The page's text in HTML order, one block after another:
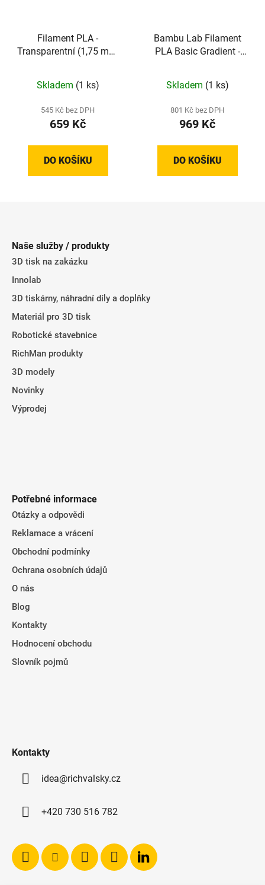
Filament PLA -
Transparentní (1,75 mm;
Skladem (1 ks)
545 Kč bez DPH
659 Kč
DO KOŠÍKU
Bambu Lab Filament
PLA Basic Gradient -
Skladem (1 ks)
801 Kč bez DPH
969 Kč
DO KOŠÍKU
Naše služby / produkty
3D tisk na zakázku
Innolab
3D tiskárny, náhradní díly a doplňky
Materiál pro 3D tisk
Robotické stavebnice
RichMan produkty
3D modely
Novinky
Výprodej
Potřebné informace
Otázky a odpovědi
Reklamace a vrácení
Obchodní podmínky
Ochrana osobních údajů
O nás
Blog
Kontakty
Hodnocení obchodu
Slovník pojmů
Kontakty
idea@richvalsky.cz
+420 730 516 782